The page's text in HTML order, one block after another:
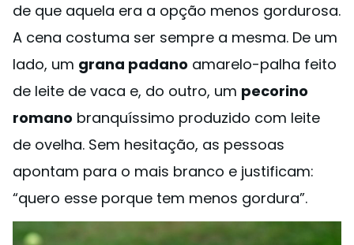
de que aquela era a opção menos gordurosa.
A cena costuma ser sempre a mesma. De um
lado, um grana padano amarelo-palha feito
de leite de vaca e, do outro, um pecorino
romano branquíssimo produzido com leite
de ovelha. Sem hesitação, as pessoas
apontam para o mais branco e justificam:
“quero esse porque tem menos gordura”.